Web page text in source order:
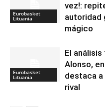
Eurobasket
Lituania
vez!:
autoridad
mágico
Eurobasket
Lituania
El
Alonso,
destaca a
rival